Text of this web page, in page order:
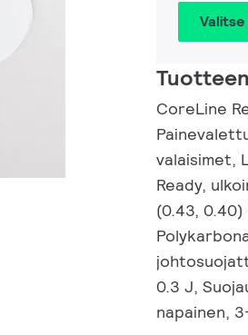
CoreLine
valaisimet,
Ready,
(0.43, 0.40)
0.3 J,
napainen,